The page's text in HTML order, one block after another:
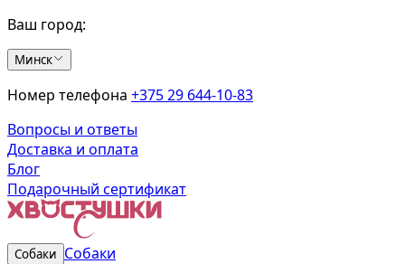
Ваш город:
Минск
Номер телефона +375 29 644-10-83
Вопросы и ответы
Доставка и оплата
Блог
Подарочный сертификат
Собаки Собаки